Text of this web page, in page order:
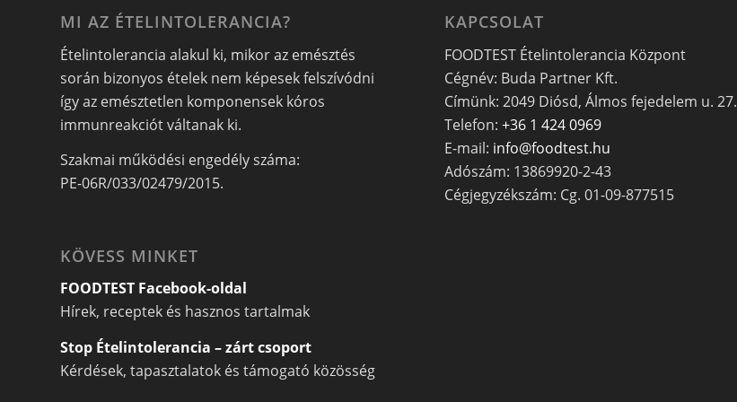
MI AZ ÉTELINTOLERANCIA?
Ételintolerancia alakul ki, mikor az emésztés
során bizonyos ételek nem képesek felszívódni
így az emésztetlen komponensek kóros
immunreakciót váltanak ki.
Szakmai működési engedély száma:
PE-06R/033/02479/2015.
KÖVESS MINKET
FOODTEST Facebook-oldal
Hírek, receptek és hasznos tartalmak
Stop Ételintolerancia – zárt csoport
Kérdések, tapasztalatok és támogató közösség
KAPCSOLAT
FOODTEST Ételintolerancia Központ
Cégnév: Buda Partner Kft.
Címünk: 2049 Diósd, Álmos fejedelem u. 27.
Telefon: +36 1 424 0969
E-mail: info@foodtest.hu
Adószám: 13869920-2-43
Cégjegyzékszám: Cg. 01-09-877515